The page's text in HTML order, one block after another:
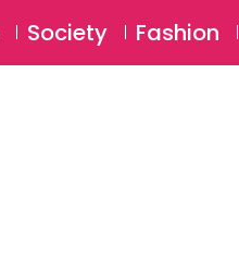
SUBSCRIBE Login
Society Fashion